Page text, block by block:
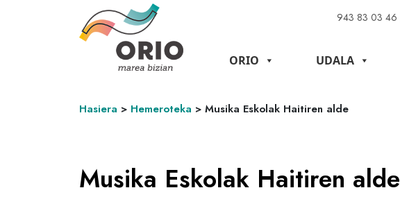
943 83 03 46
ORIO UDALA
Hasiera > Hemeroteka > Musika Eskolak Haitiren alde
Musika Eskolak Haitiren alde